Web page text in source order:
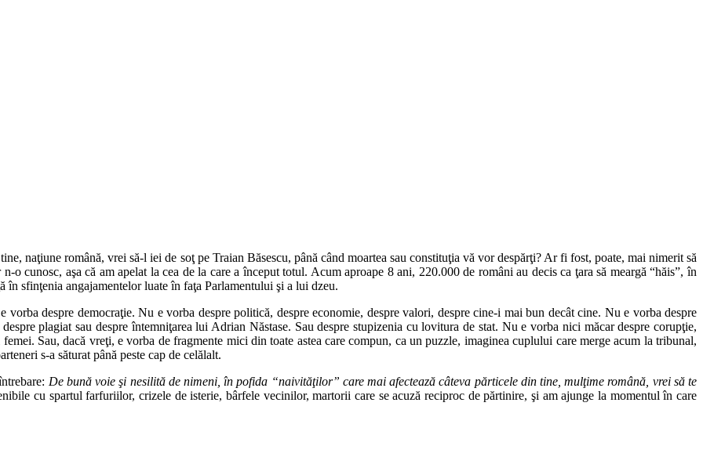
naţiune română, vrei să-l iei de soţ pe Traian Băsescu, până când moartea sau constituţia vă vor despărţi? Ar fi fost, poate, mai nimerit să
o cunosc, aşa că am apelat la cea de la care a început totul. Acum aproape 8 ani, 220.000 de români au decis ca ţara să meargă “hăis”, în
sfinţenia angajamentelor luate în faţa Parlamentului şi a lui dzeu.
despre democraţie. Nu e vorba despre politică, despre economie, despre valori, despre cine-i mai bun decât cine. Nu e vorba despre
plagiat sau despre întemniţarea lui Adrian Năstase. Sau despre stupizenia cu lovitura de stat. Nu e vorba nici măcar despre corupţie,
Sau, dacă vreţi, e vorba de fragmente mici din toate astea care compun, ca un puzzle, imaginea cuplului care merge acum la tribunal,
s-a săturat până peste cap de celălalt.
De bună voie şi nesilită de nimeni, în pofida “naivităţilor” care mai afectează câteva părticele din tine, mulţime română, vrei să te
cu spartul farfuriilor, crizele de isterie, bârfele vecinilor, martorii care se acuză reciproc de părtinire, şi am ajunge la momentul în care